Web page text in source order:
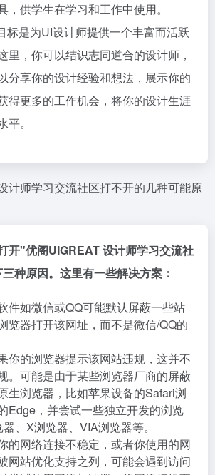
，供学生在学习和工作中使用。
标是为UI设计师提供一个丰富而活跃
里，你可以结识志同道合的设计师，
分享你的设计经验和想法，展示你的
得更多的工作机会，将你的设计生涯
。
计师学习交流社区打不开的几种可能原
开"优阁UIGREAT 设计师学习交流社
种原因。这里有一些解决方案：
件如微信或QQ可能默认屏蔽一些站
览器打开该网址，而不是微信/QQ的
你的浏览器提示该网站违规，这并不
。可能是由于某些浏览器厂商的屏蔽
生浏览器，比如苹果设备的Safari浏
Edge，并尝试一些独立开发的浏览
、X浏览器、VIA浏览器等。
的网络连接不稳定，或者你使用的网
网站优化支持之列，可能会遇到访问